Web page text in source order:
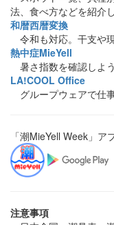
法、食べ方などを紹介
和暦西暦変換
令和も対応。干支や
熱中症MieYell
暑さ指数を確認しよう
LA!COOL Office
グループウェアで仕
「潮MieYell Week」ア
注意事項